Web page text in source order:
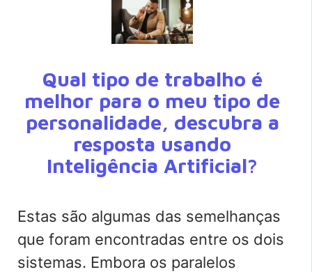
Qual tipo de trabalho é
melhor para o meu tipo de
personalidade, descubra a
resposta usando
Inteligência Artificial?
Estas são algumas das semelhanças
que foram encontradas entre os dois
sistemas. Embora os paralelos